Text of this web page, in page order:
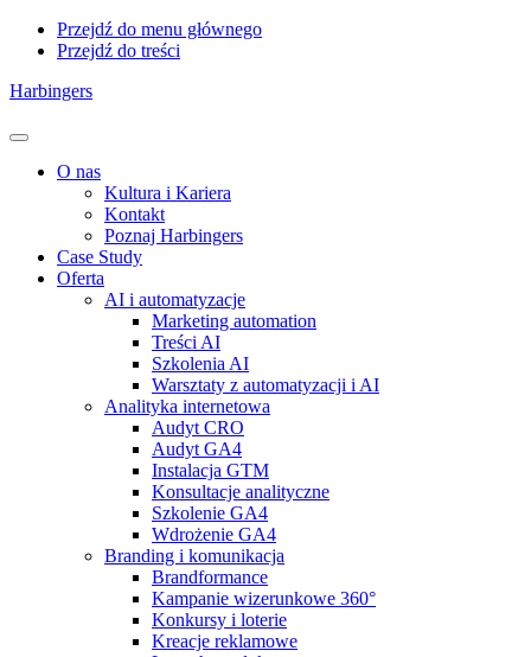
Przejdź do menu głównego
Przejdź do treści
Harbingers
Menu
O nas
Kultura i Kariera
Kontakt
Poznaj Harbingers
Case Study
Oferta
AI i automatyzacje
Marketing automation
Treści AI
Szkolenia AI
Warsztaty z automatyzacji i AI
Analityka internetowa
Audyt CRO
Audyt GA4
Instalacja GTM
Konsultacje analityczne
Szkolenie GA4
Wdrożenie GA4
Branding i komunikacja
Brandformance
Kampanie wizerunkowe 360°
Konkursy i loterie
Kreacje reklamowe